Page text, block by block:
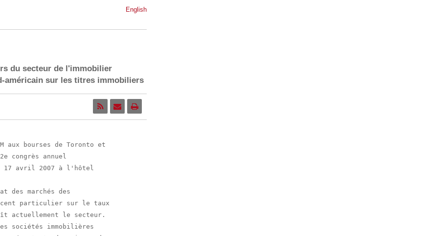
English
du secteur de l'immobilier
américain sur les titres immobiliers
aux bourses de Toronto et
congrès annuel
17 avril 2007 à l'hôtel
des marchés des
particulier sur le taux
actuellement le secteur.
sociétés immobilières